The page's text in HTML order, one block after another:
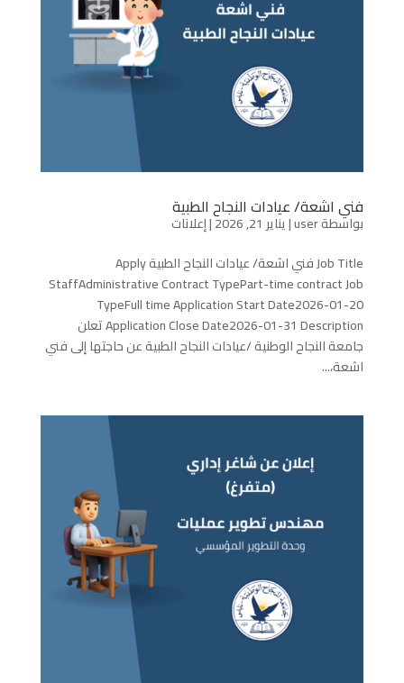
فني اشعة/ عيادات النجاح الطبية
بواسطةuser
|يناير 21, 2026 |إعلانات
Job Title فني اشعة/ عيادات النجاح الطبية Apply
StaffAdministrative Contract TypePart-time contract Job
TypeFull time Application Start Date2026-01-20
Application Close Date2026-01-31 Description تعلن
جامعة النجاح الوطنية /عيادات النجاح الطبية عن حاجتها إلى فني
اشعة،...